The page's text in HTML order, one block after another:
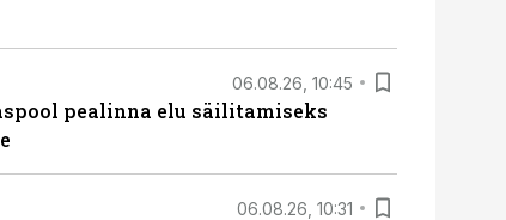
06.08.26, 10:45
pealinna elu säilitamiseks
06.08.26, 10:31